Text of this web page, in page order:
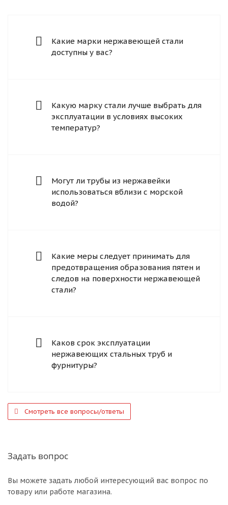
Какие марки нержавеющей стали
доступны у вас?
Какую марку стали лучше выбрать для
эксплуатации в условиях высоких
температур?
Могут ли трубы из нержавейки
использоваться вблизи с морской
водой?
Какие меры следует принимать для
предотвращения образования пятен и
следов на поверхности нержавеющей
стали?
Каков срок эксплуатации
нержавеющих стальных труб и
фурнитуры?
Смотреть все вопросы/ответы
Задать вопрос
Вы можете задать любой интересующий вас вопрос по
товару или работе магазина.